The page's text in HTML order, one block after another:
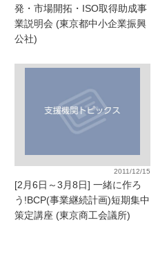
発・市場開拓・ISO取得助成事
業説明会 (東京都中小企業振興
公社)
2011/12/15
[2月6日～3月8日] 一緒に作ろ
う!BCP(事業継続計画)短期集中
策定講座 (東京商工会議所)